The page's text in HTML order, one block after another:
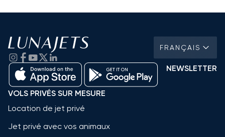
FRANÇAIS
NEWSLETTER
VOLS PRIVÉS SUR MESURE
Location de jet privé
Jet privé avec vos animaux